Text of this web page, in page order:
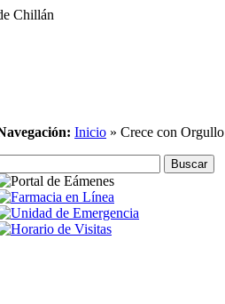
Inicio » Crece con Orgullo